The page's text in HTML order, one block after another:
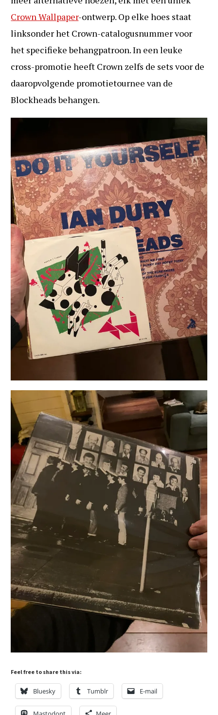
Crown Wallpaper-ontwerp. Op elke hoes staat
linksonder het Crown-catalogusnummer voor
het specifieke behangpatroon. In een leuke
cross-promotie heeft Crown zelfs de sets voor de
daaropvolgende promotietournee van de
Blockheads behangen.
Feel free to share this via:
Bluesky Tumblr E-mail